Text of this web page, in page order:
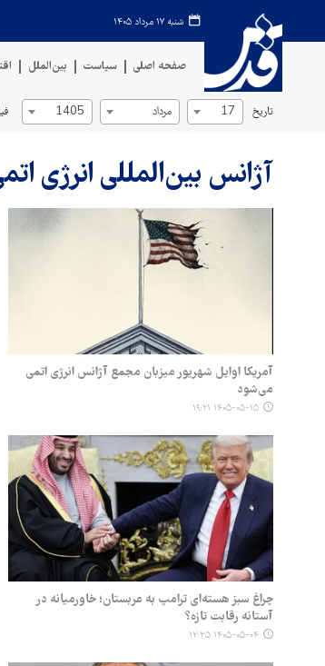
شنبه ۱۷ مرداد ۱۴۰۵
صفحه اصلی سیاست بین‌الملل
تاریخ 17 مرداد 1405
آژانس بین‌المللی انرژی
آمریکا اوایل شهریور میزبان مجمع آژانس انرژی اتمی
می‌شود
۱۴۰۵-۰۵-۱۵ ۱۹:۲۱
چراغ سبز هسته‌ای ترامپ به عربستان؛ خاورمیانه در
آستانه رقابت تازه؟
۱۴۰۵-۰۵-۰۴ ۱۲:۳۵